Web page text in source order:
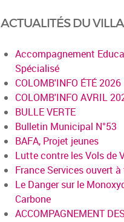
en
ACTUALITÉS DU
Accompagnement
Spécialisé
COLOMB'INFO ÉTÉ 2026
COLOMB'INFO AVRIL
BULLE VERTE
Bulletin Municipal N°53
BAFA, Projet jeunes
Lutte contre les Vols de
France Services ouvert à
Le Danger sur le
Carbone
ACCOMPAGNEMENT DES